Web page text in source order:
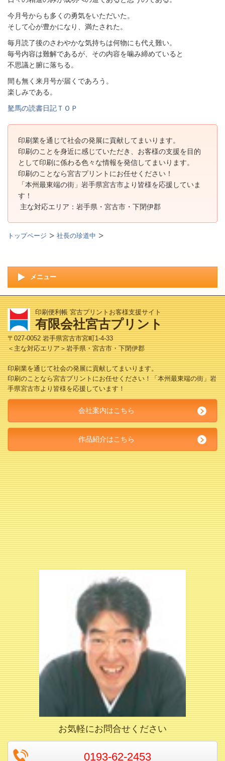
今月号からも多くの勇気をいただいた。
そして心が豊かになり、満たされた。
毎月読了後のさわやかな気持ちは何物にも代え難い。
毎号内容は難解であるが、その内容を噛み締めていると
不思議と腑に落ちる。
間も無く来月号が届くであろう。
楽しみである。
駑馬の読書日記ＴＯＰ
印刷業を通じて社会の発展に貢献してまいります。
印刷のことを身近に感じていただき、お客様の支援を目的
として印刷に係わる色々な情報を発信してまいります。
印刷のことなら宮古プリントにお任せください！
「本州最東端の街」岩手県宮古市より皆様を応援していま
す！
主な対応エリア：岩手県・宮古市・下閉伊郡
トップページ 社長の珍道中
メニュー
印刷便利帳 宮古プリントお客様支援サイト
有限会社宮古プリント
〒027-0052 岩手県宮古市宮町1-4-33
＜主な対応エリア＞岩手県・宮古市・下閉伊郡
印刷業を通じて社会の発展に貢献してまいります。
印刷のことなら宮古プリントにお任せください！「本州最東端の街」岩
手県宮古市より皆様を応援しています！
会社案内はこちら
作品紹介はこちら
お気軽にお問合せください
0193-62-2453